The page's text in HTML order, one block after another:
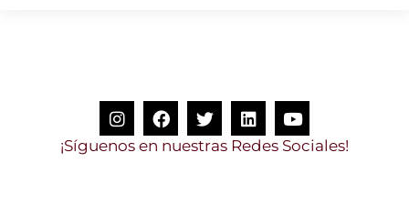
¡Síguenos e n nuestras Redes Sociale